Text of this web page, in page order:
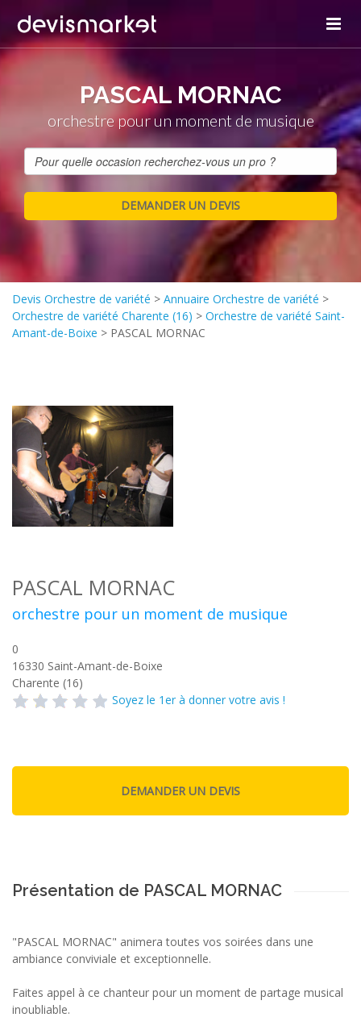
PASCAL MORNAC
orchestre pour un moment de musique
Devis Orchestre de variété > Annuaire Orchestre de variété >
Orchestre de variété Charente (16) > Orchestre de variété Saint-
Amant-de-Boixe > PASCAL MORNAC
PASCAL MORNAC
orchestre pour un moment de musique
0
16330 Saint-Amant-de-Boixe
Charente (16)
Soyez le 1er à donner votre avis !
Présentation de PASCAL MORNAC
"PASCAL MORNAC" animera toutes vos soirées dans une
ambiance conviviale et exceptionnelle.
Faites appel à ce chanteur pour un moment de partage musical
inoubliable.